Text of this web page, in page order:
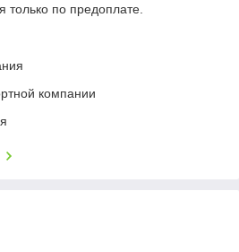
только по предоплате.
компании